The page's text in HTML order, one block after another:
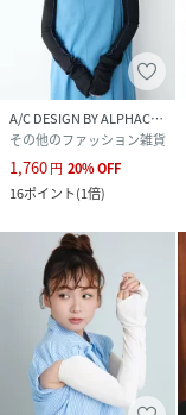
A/C DESIGN BY ALPHACUBIC
その他のファッション雑貨
1,760円 20%OFF
16ポイント(1倍)